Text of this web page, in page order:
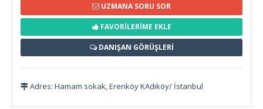
UZMANA SORU SOR
FAVORİLERİME EKLE
DANIŞAN GÖRÜŞLERİ
Adres: Hamam sokak, Erenköy KAdıköy/ İstanbul